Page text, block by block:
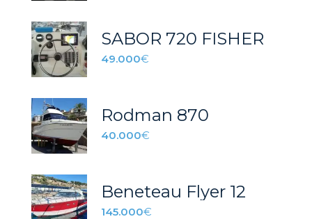
SABOR 720 FISHER
49.000€
Rodman 870
40.000€
Beneteau Flyer 12
145.000€